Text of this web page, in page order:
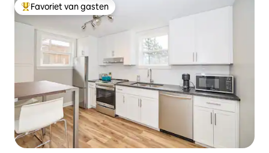
Topfavoriet van gasten
Favoriet van gasten